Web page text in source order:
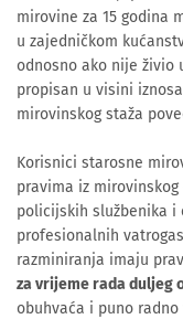
mirovine za 15 godina
u zajedničkom
odnosno ako nije živio
propisan u visini
mirovinskog staža
Korisnici starosne
pravima iz
policijskih službenika i
profesionalnih
razminiranja imaju
za vrijeme rada duljeg
obuhvaća i puno